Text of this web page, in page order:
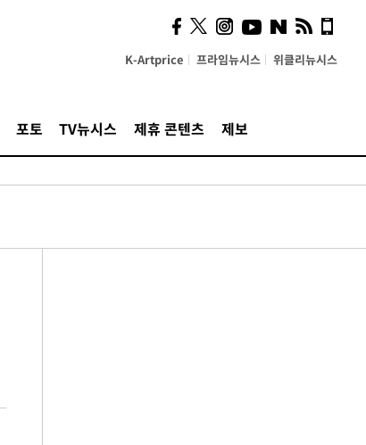
K-Artprice 프라임뉴시스 위클리뉴시스
포토 TV뉴시스 제휴 콘텐츠 제보